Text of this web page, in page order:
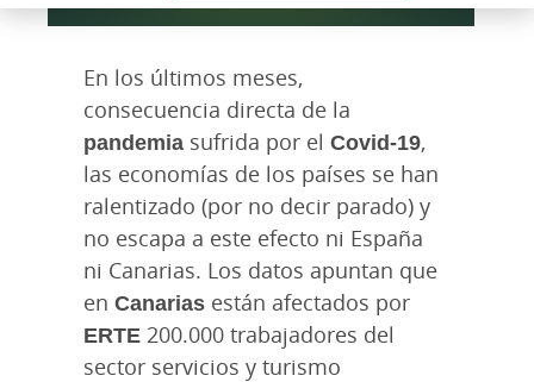
En los últimos meses,
consecuencia directa de la
pandemia sufrida por el Covid-19,
las economías de los países se han
ralentizado (por no decir parado) y
no escapa a este efecto ni España
ni Canarias. Los datos apuntan que
en Canarias están afectados por
ERTE 200.000 trabajadores del
sector servicios y turismo